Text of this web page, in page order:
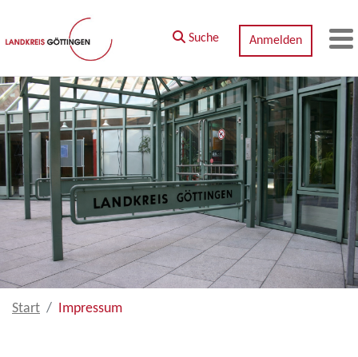
Zum Hauptinhalt springen
Suche
Anmelden
Start Impressum